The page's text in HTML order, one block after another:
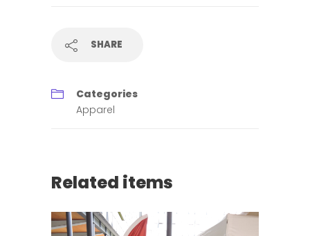
SHARE
Categories
Apparel
Related items